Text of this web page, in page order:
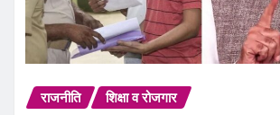
राजनीति शिक्षा व रोजगार